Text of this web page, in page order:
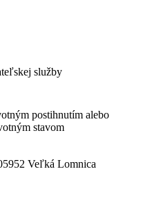
služby
postihnutím alebo
stavom
Veľká Lomnica